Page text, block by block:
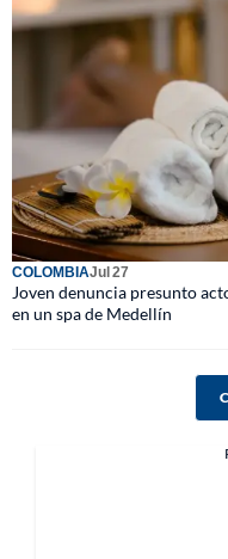
COLOMBIAJul 27
Joven denuncia presunto
en un spa de Medellín